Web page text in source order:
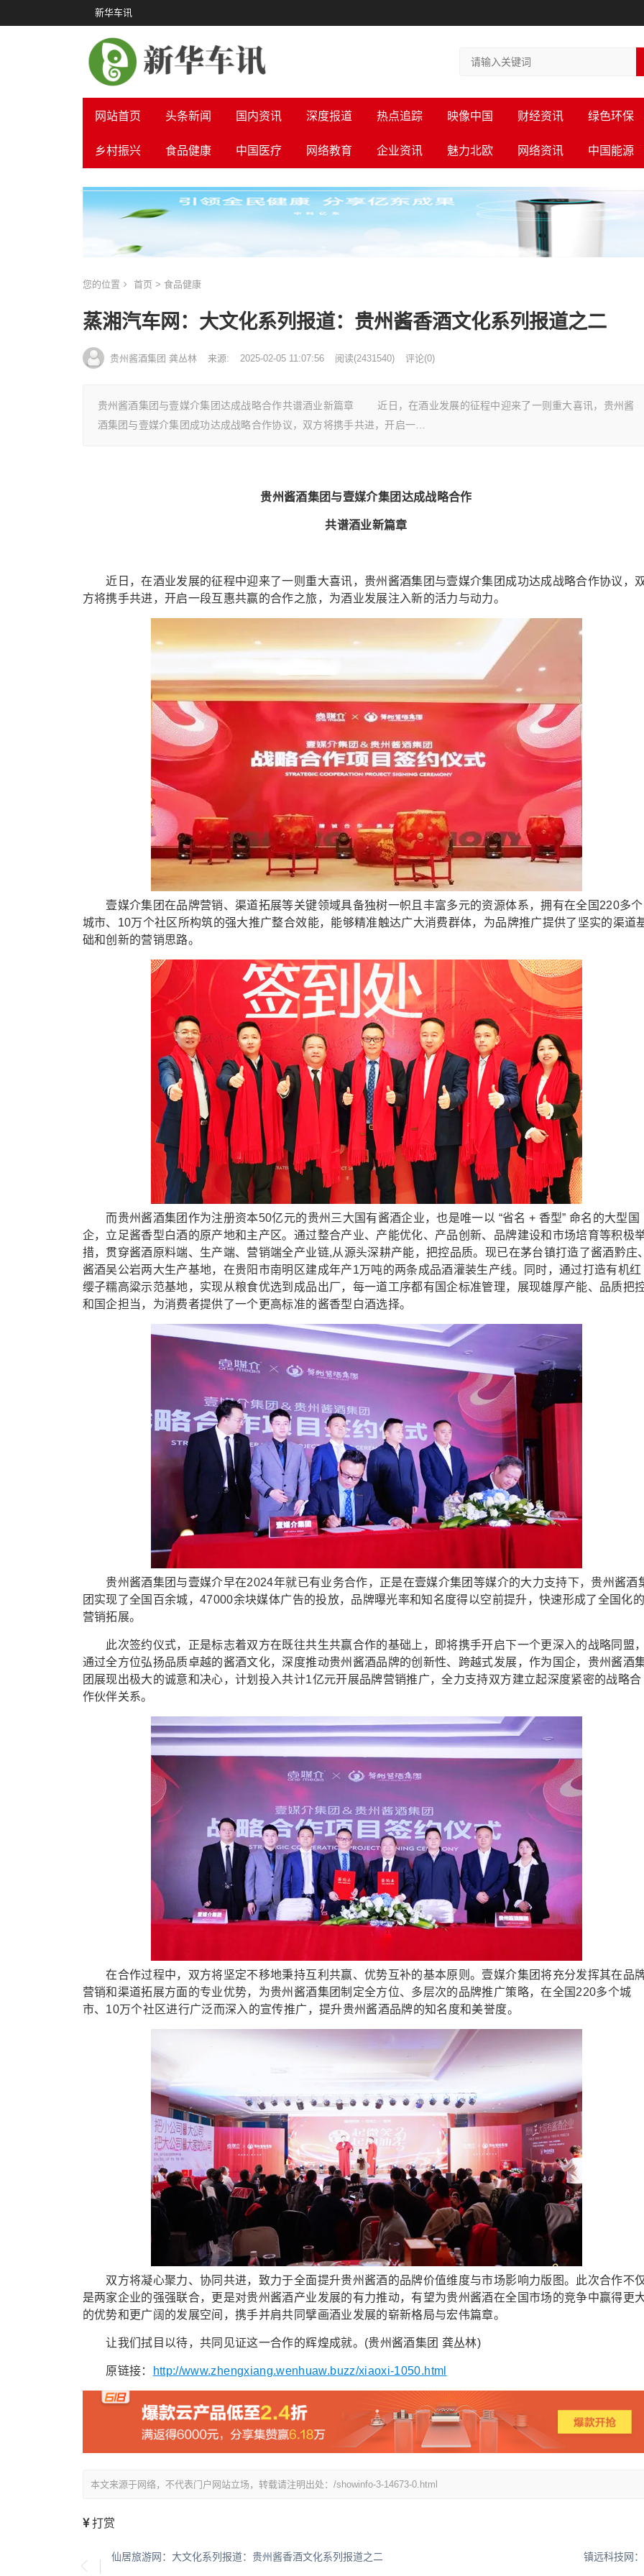
新华车讯
网站首页 头条新闻 国内资讯 深度报道 热点追踪 映像中国 财经资讯 绿色环保
乡村振兴 食品健康 中国医疗 网络教育 企业资讯 魅力北欧 网络资讯 中国能源
您的位置 首页 > 食品健康
蒸湘汽车网：大文化系列报道：贵州酱香酒文化系列报道之二
贵州酱酒集团 龚丛林 来源: 2025-02-05 11:07:56 阅读(2431540) 评论(0)
贵州酱酒集团与壹媒介集团达成战略合作共谱酒业新篇章 近日，在酒业发展的征程中迎来了一则重大喜讯，贵州酱
酒集团与壹媒介集团成功达成战略合作协议，双方将携手共进，开启一…
贵州酱酒集团与壹媒介集团达成战略合作
共谱酒业新篇章
近日，在酒业发展的征程中迎来了一则重大喜讯，贵州酱酒集团与壹媒介集团成功达成战略合作协议，
方将携手共进，开启一段互惠共赢的合作之旅，为酒业发展注入新的活力与动力。
壹媒介集团在品牌营销、渠道拓展等关键领域具备独树一帜且丰富多元的资源体系，拥有在全国220多个
城市、10万个社区所构筑的强大推广整合效能，能够精准触达广大消费群体，为品牌推广提供了坚实的渠道
础和创新的营销思路。
而贵州酱酒集团作为注册资本50亿元的贵州三大国有酱酒企业，也是唯一以 “省名 + 香型” 命名的大型国
企，立足酱香型白酒的原产地和主产区。通过整合产业、产能优化、产品创新、品牌建设和市场培育等积极
措，贯穿酱酒原料端、生产端、营销端全产业链,从源头深耕产能，把控品质。现已在茅台镇打造了酱酒黔庄
酱酒吴公岩两大生产基地，在贵阳市南明区建成年产1万吨的两条成品酒灌装生产线。同时，通过打造有机红
缨子糯高粱示范基地，实现从粮食优选到成品出厂，每一道工序都有国企标准管理，展现雄厚产能、品质把
和国企担当，为消费者提供了一个更高标准的酱香型白酒选择。
贵州酱酒集团与壹媒介早在2024年就已有业务合作，正是在壹媒介集团等媒介的大力支持下，贵州酱酒
团实现了全国百余城，47000余块媒体广告的投放，品牌曝光率和知名度得以空前提升，快速形成了全国化
营销拓展。
此次签约仪式，正是标志着双方在既往共生共赢合作的基础上，即将携手开启下一个更深入的战略同盟
通过全方位弘扬品质卓越的酱酒文化，深度推动贵州酱酒品牌的创新性、跨越式发展，作为国企，贵州酱酒
团展现出极大的诚意和决心，计划投入共计1亿元开展品牌营销推广，全力支持双方建立起深度紧密的战略合
作伙伴关系。
在合作过程中，双方将坚定不移地秉持互利共赢、优势互补的基本原则。壹媒介集团将充分发挥其在品
营销和渠道拓展方面的专业优势，为贵州酱酒集团制定全方位、多层次的品牌推广策略，在全国220多个城
市、10万个社区进行广泛而深入的宣传推广，提升贵州酱酒品牌的知名度和美誉度。
双方将凝心聚力、协同共进，致力于全面提升贵州酱酒的品牌价值维度与市场影响力版图。此次合作不
是两家企业的强强联合，更是对贵州酱酒产业发展的有力推动，有望为贵州酱酒在全国市场的竞争中赢得更
的优势和更广阔的发展空间，携手并肩共同擘画酒业发展的崭新格局与宏伟篇章。
让我们拭目以待，共同见证这一合作的辉煌成就。(贵州酱酒集团 龚丛林)
原链接： http://www.zhengxiang.wenhuaw.buzz/xiaoxi-1050.html
本文来源于网络，不代表门户网站立场，转载请注明出处：/showinfo-3-14673-0.html
打赏
仙居旅游网：大文化系列报道：贵州酱香酒文化系列报道之二 镇远科技网